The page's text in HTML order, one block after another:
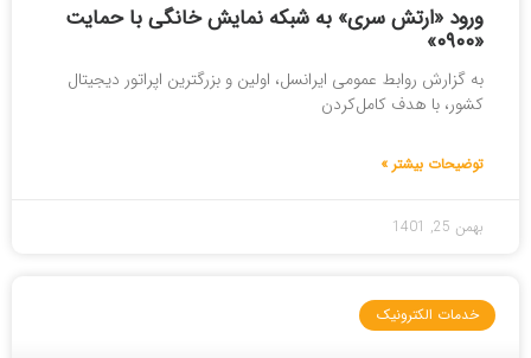
ورود «ارتش سری» به شبکه نمایش خانگی با حمایت
«۰۹۰۰»
به گزارش روابط عمومی ایرانسل، اولین و بزرگترین اپراتور دیجیتال
کشور، با هدف کامل‌کردن
توضیحات بیشتر »
بهمن 25, 1401
خدمات الکترونیک